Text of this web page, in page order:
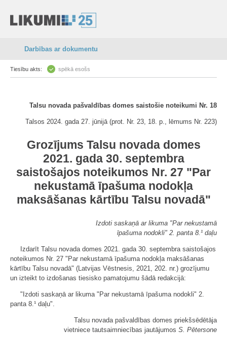
Darbības ar dokumentu
Tiesību akts: spēkā esošs
Talsu novada pašvaldības domes saistošie noteikumi Nr. 18
Talsos 2024. gada 27. jūnijā (prot. Nr. 23, 18. p., lēmums Nr. 223)
Grozījums Talsu novada domes
2021. gada 30. septembra
saistošajos noteikumos Nr. 27 "Par
nekustamā īpašuma nodokļa
maksāšanas kārtību Talsu novadā"
Izdoti saskaņā ar likuma "Par nekustamā
īpašuma nodokli" 2. panta 8.¹ daļu
Izdarīt Talsu novada domes 2021. gada 30. septembra saistošajos
noteikumos Nr. 27 "Par nekustamā īpašuma nodokļa maksāšanas
kārtību Talsu novadā" (Latvijas Vēstnesis, 2021, 202. nr.) grozījumu
un izteikt to izdošanas tiesisko pamatojumu šādā redakcijā:
"Izdoti saskaņā ar likuma "Par nekustamā īpašuma nodokli" 2.
panta 8.¹ daļu".
Talsu novada pašvaldības domes priekšsēdētāja
vietniece tautsaimniecības jautājumos S. Pētersone